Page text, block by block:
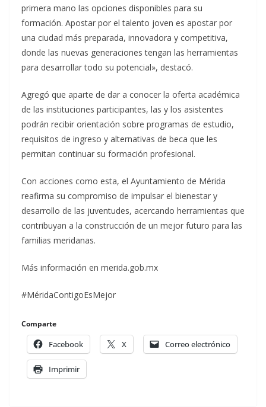
primera mano las opciones disponibles para su
formación. Apostar por el talento joven es apostar por
una ciudad más preparada, innovadora y competitiva,
donde las nuevas generaciones tengan las herramientas
para desarrollar todo su potencial», destacó.
Agregó que aparte de dar a conocer la oferta académica
de las instituciones participantes, las y los asistentes
podrán recibir orientación sobre programas de estudio,
requisitos de ingreso y alternativas de beca que les
permitan continuar su formación profesional.
Con acciones como esta, el Ayuntamiento de Mérida
reafirma su compromiso de impulsar el bienestar y
desarrollo de las juventudes, acercando herramientas que
contribuyan a la construcción de un mejor futuro para las
familias meridanas.
Más información en merida.gob.mx
#MéridaContigoEsMejor
Comparte
Facebook X Correo electrónico
Imprimir